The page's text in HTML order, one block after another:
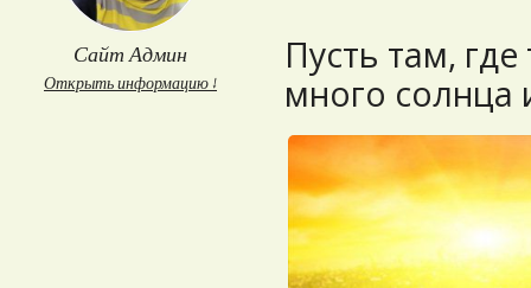
Сайт Админ
Открыть информацию ↓
Пусть там, где
много солнца